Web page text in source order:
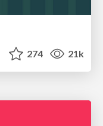
274 21k